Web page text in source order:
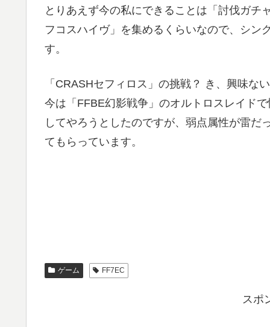
とりあえず今の私にできることは「討伐ガチ
フコスハイヴ」を集めるくらいなので、シン
す。
「CRASHセフィロス」の挑戦？ き、興味な
今は「FFBE幻影戦争」のオルトロスレイド
してやろうとしたのですが、弱点属性が雷
てもらっています。
ゲーム FF7EC
スポ